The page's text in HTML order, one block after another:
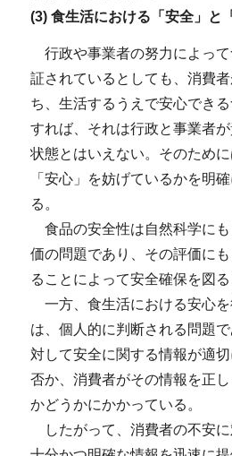
(3) 食生活における「安全」と
行政や事業者の努力によっ
証されているとしても、消費
ち、生活するうえで安心でき
すれば、それは行政と事業者
状態とはいえない。そのため
「安心」を妨げているかを明
る。
食品の安全性は自然科学に
価の問題であり、その評価に
ることによって安全確保を図る
一方、食生活における安心
は、個人的に判断される問題
対して安全に関する情報が適
否か、消費者がその情報を正
かどうかにかかっている。
したがって、消費者の不安に